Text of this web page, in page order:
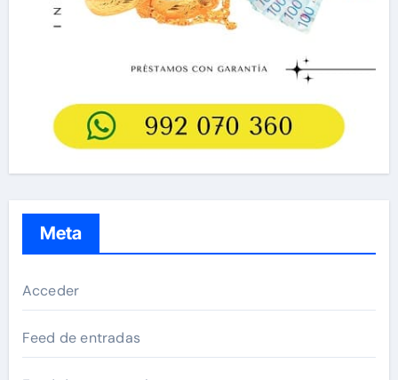
Meta
Acceder
Feed de entradas